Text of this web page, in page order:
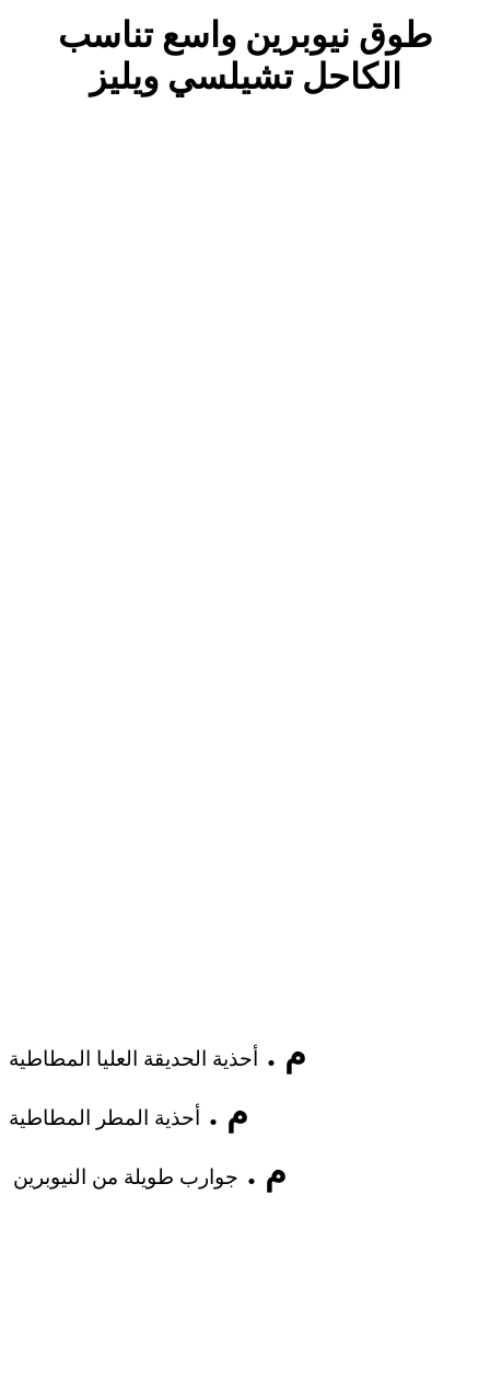
طوق نيوبرين واسع تناسب
الكاحل تشيلسي ويليز
م . أحذية الحديقة العليا المطاطية
م . أحذية المطر المطاطية
م . جوارب طويلة من النيوبرين